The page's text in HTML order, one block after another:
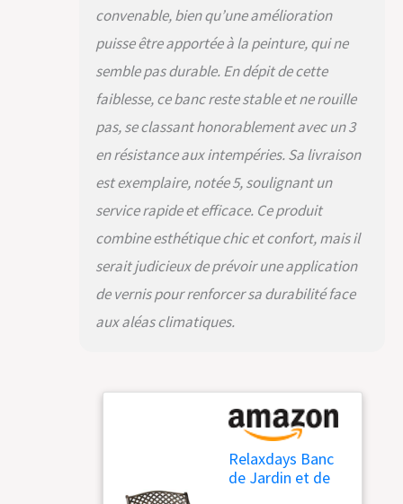
convenable, bien qu’une amélioration
puisse être apportée à la peinture, qui ne
semble pas durable. En dépit de cette
faiblesse, ce banc reste stable et ne rouille
pas, se classant honorablement avec un 3
en résistance aux intempéries. Sa livraison
est exemplaire, notée 5, soulignant un
service rapide et efficace. Ce produit
combine esthétique chic et confort, mais il
serait judicieux de prévoir une application
de vernis pour renforcer sa durabilité face
aux aléas climatiques.
Relaxdays Banc
de Jardin et de